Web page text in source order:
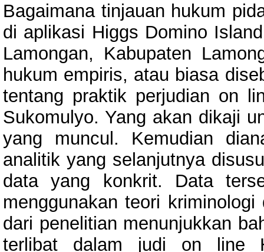
Bagaimana tinjauan hukum
di aplikasi Higgs Domino
Lamongan, Kabupaten
hukum empiris, atau biasa
tentang praktik perjudian on
Sukomulyo. Yang akan dikaji
yang muncul. Kemudian
analitik yang selanjutnya
data yang konkrit. Data
menggunakan teori
dari penelitian menunjukkan
terlibat dalam judi on line